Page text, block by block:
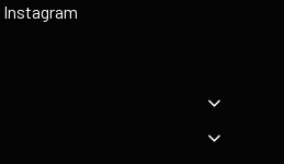
Instagram